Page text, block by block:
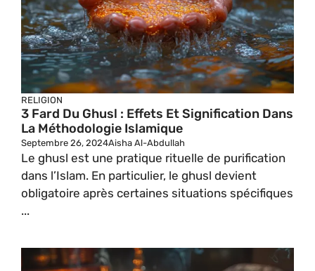
RELIGION
3 Fard Du Ghusl : Effets Et Signification Dans
La Méthodologie Islamique
Septembre 26, 2024Aisha Al-Abdullah
Le ghusl est une pratique rituelle de purification
dans l’Islam. En particulier, le ghusl devient
obligatoire après certaines situations spécifiques
...